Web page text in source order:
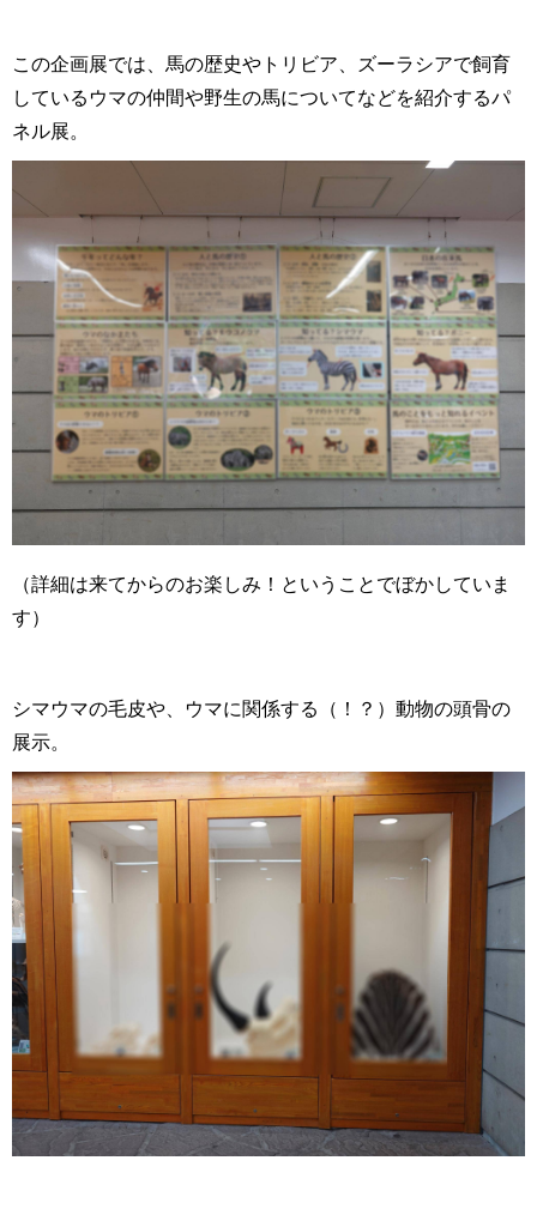
この企画展では、 馬の歴史やトリビア、ズーラシアで飼育
しているウマの仲間や野生の馬についてなどを紹介するパ
ネル展。
（詳細は来てからのお楽しみ！ということでぼかしていま
す）
シマウマの毛皮や、ウマに関係する（！？）動物の頭骨の
展示。